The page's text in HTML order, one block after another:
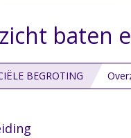
baten
BEGROTING